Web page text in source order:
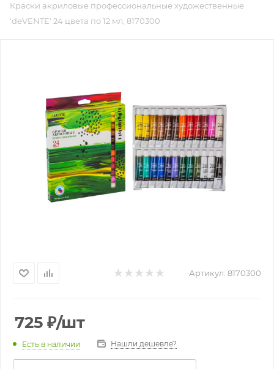
Краски акриловые профессиональные художественные
'deVENTE' 24 цвета по 12 мл, 8170300
Артикул: 8170300
725 ₽/шт
Есть в наличии Нашли дешевле?